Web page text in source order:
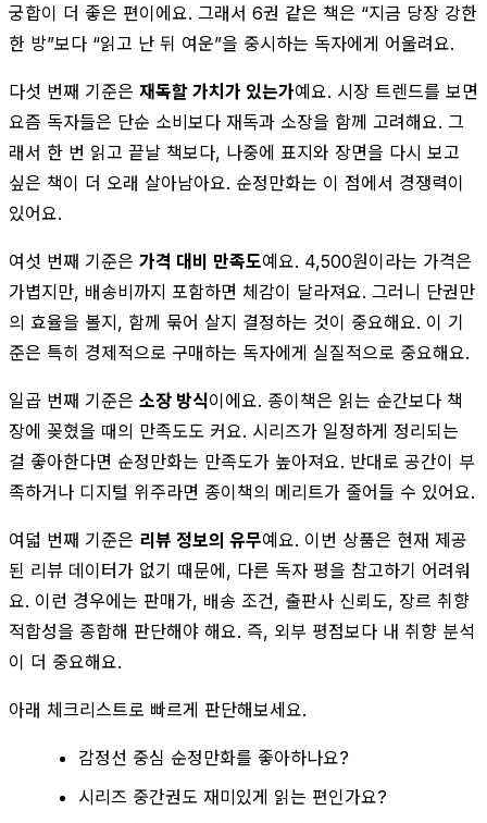
궁합이 더 좋은 편이에요. 그래서 6권 같은 책은 “지금 당장 강한
한 방”보다 “읽고 난 뒤 여운”을 중시하는 독자에게 어울려요.
다섯 번째 기준은 재독할 가치가 있는가예요. 시장 트렌드를 보면
요즘 독자들은 단순 소비보다 재독과 소장을 함께 고려해요. 그
래서 한 번 읽고 끝날 책보다, 나중에 표지와 장면을 다시 보고
싶은 책이 더 오래 살아남아요. 순정만화는 이 점에서 경쟁력이
있어요.
여섯 번째 기준은 가격 대비 만족도예요. 4,500원이라는 가격은
가볍지만, 배송비까지 포함하면 체감이 달라져요. 그러니 단권만
의 효율을 볼지, 함께 묶어 살지 결정하는 것이 중요해요. 이 기
준은 특히 경제적으로 구매하는 독자에게 실질적으로 중요해요.
일곱 번째 기준은 소장 방식이에요. 종이책은 읽는 순간보다 책
장에 꽂혔을 때의 만족도도 커요. 시리즈가 일정하게 정리되는
걸 좋아한다면 순정만화는 만족도가 높아져요. 반대로 공간이 부
족하거나 디지털 위주라면 종이책의 메리트가 줄어들 수 있어요.
여덟 번째 기준은 리뷰 정보의 유무예요. 이번 상품은 현재 제공
된 리뷰 데이터가 없기 때문에, 다른 독자 평을 참고하기 어려워
요. 이런 경우에는 판매가, 배송 조건, 출판사 신뢰도, 장르 취향
적합성을 종합해 판단해야 해요. 즉, 외부 평점보다 내 취향 분석
이 더 중요해요.
아래 체크리스트로 빠르게 판단해보세요.
감정선 중심 순정만화를 좋아하나요?
시리즈 중간권도 재미있게 읽는 편인가요?